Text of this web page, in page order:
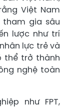
Việt Nam
gia sâu
lược như trí
lực trẻ và
thể trở thành
nghệ toàn
như FPT,